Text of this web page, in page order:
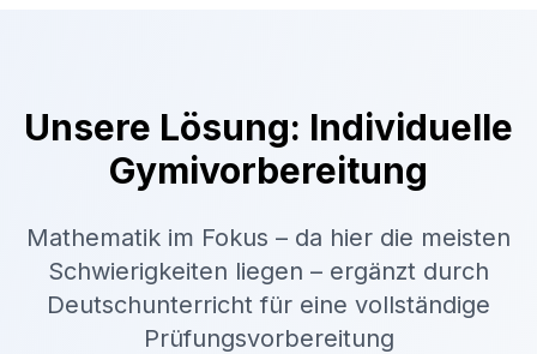
Unsere Lösung: Individuelle
Gymivorbereitung
Mathematik im Fokus – da hier die meisten
Schwierigkeiten liegen – ergänzt durch
Deutschunterricht für eine vollständige
Prüfungsvorbereitung